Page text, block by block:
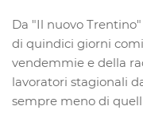
Da "Il nuovo
di quindici giorni
vendemmie e della
lavoratori stagionali
sempre meno di